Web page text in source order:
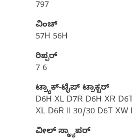
797
ವಿಂಚ್
57H 56H
ರಿಪ್ಪರ್
7 6
ಟ್ರ್ಯಾಕ್-ಟೈಪ್ ಟ್ರಾಕ್ಟರ್
D6H XL D7R D6H XR
XL D6R II 30/30 D6T XW
ವೀಲ್ ಸ್ಕ್ರ್ಯಾಪರ್